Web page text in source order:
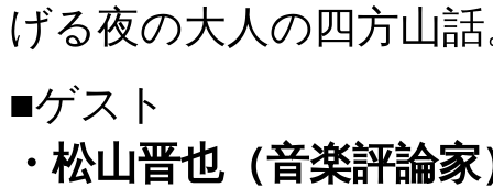
げる夜の大人の四方山
■ゲスト
・松山晋也（音楽評論家